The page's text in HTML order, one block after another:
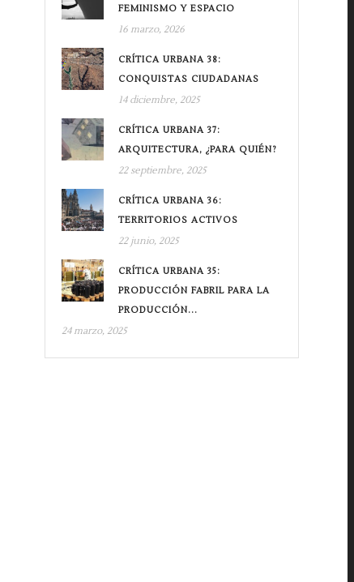
FEMINISMO Y ESPACIO
16 marzo, 2026
CRÍTICA URBANA 38:
CONQUISTAS CIUDADANAS
14 diciembre, 2025
CRÍTICA URBANA 37:
ARQUITECTURA, ¿PARA QUIÉN?
22 septiembre, 2025
CRÍTICA URBANA 36:
TERRITORIOS ACTIVOS
22 junio, 2025
CRÍTICA URBANA 35:
PRODUCCIÓN FABRIL PARA LA
PRODUCCIÓN...
24 marzo, 2025